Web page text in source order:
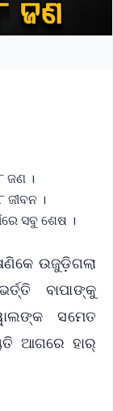
ଜଣ ।
।
ସବୁ ଶେଷ ।
ଉଜୁଡ଼ିଗଲା
ବାପାଙ୍କୁ
ସମେତ
ଆଗରେ ହାର୍